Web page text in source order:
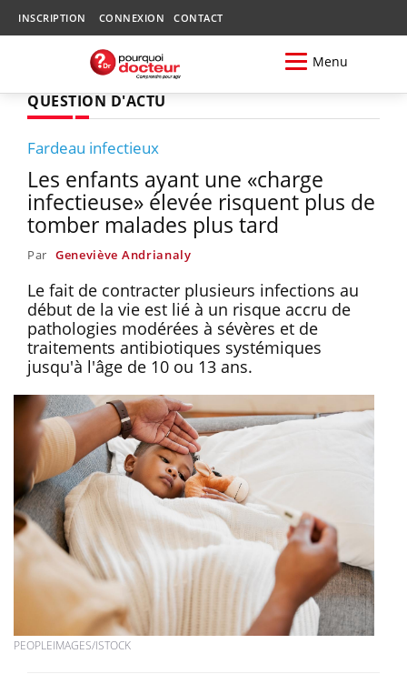
INSCRIPTION CONNEXION CONTACT
Menu
QUESTION D'ACTU
Fardeau infectieux
Les enfants ayant une «charge
infectieuse» élevée risquent plus de
tomber malades plus tard
Par Geneviève Andrianaly
Le fait de contracter plusieurs infections au
début de la vie est lié à un risque accru de
pathologies modérées à sévères et de
traitements antibiotiques systémiques
jusqu'à l'âge de 10 ou 13 ans.
PEOPLEIMAGES/ISTOCK